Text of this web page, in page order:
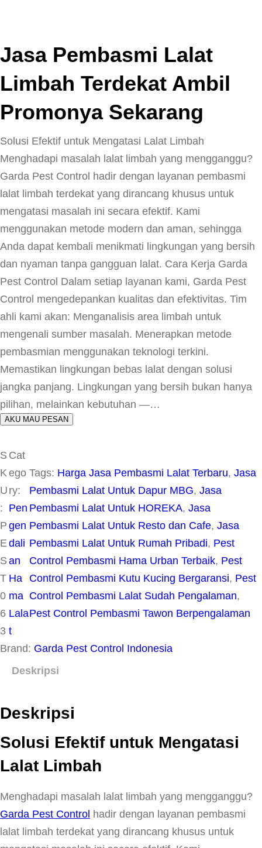
Jasa Pembasmi Lalat
Limbah Terdekat Ambil
Promonya Sekarang
Solusi Efektif untuk Mengatasi Lalat Limbah
Menghadapi masalah lalat limbah yang mengganggu?
Garda Pest Control hadir dengan layanan pembasmi
lalat limbah terdekat yang dirancang khusus untuk
mengatasi masalah ini secara efektif. Kami
menggunakan metode modern dan aman, sehingga
Anda dapat kembali menikmati lingkungan yang bersih
dan nyaman tanpa gangguan lalat. Cara Kerja Garda
Pest Control Dalam setiap layanan kami, Garda Pest
Control mengedepankan kualitas dan efektivitas. Tim
ahli kami akan: Menganalisis area limbah untuk
mengenali sumber masalah. Menerapkan metode
pembasmian menggunakan teknologi terkini.
Memastikan lingkungan bebas lalat dengan solusi
jangka panjang. Lingkungan yang bersih bukan hanya
pilihan, melainkan kebutuhan —…
AKU MAU PESAN
S
K
U
:
P
E
S
T
0
6
3
Cat
ego
ry:
Pen
gen
dali
an
Ha
ma
Lala
t
Tags: Harga Jasa Pembasmi Lalat Terbaru, Jasa
Pembasmi Lalat Untuk Dapur MBG, Jasa
Pembasmi Lalat Untuk HOREKA, Jasa
Pembasmi Lalat Untuk Resto dan Cafe, Jasa
Pembasmi Lalat Untuk Rumah Pribadi, Pest
Control Pembasmi Hama Urban Terbaik, Pest
Control Pembasmi Kutu Kucing Bergaransi, Pest
Control Pembasmi Lalat Sudah Pengalaman,
Pest Control Pembasmi Tawon Berpengalaman
Brand: Garda Pest Control Indonesia
Deskripsi
Deskripsi
Solusi Efektif untuk Mengatasi
Lalat Limbah
Menghadapi masalah lalat limbah yang mengganggu?
Garda Pest Control hadir dengan layanan pembasmi
lalat limbah terdekat yang dirancang khusus untuk